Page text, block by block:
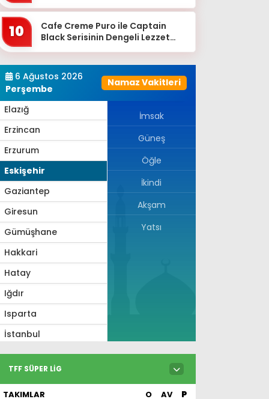
10
Cafe Creme Puro ile Captain
Black Serisinin Dengeli Lezzet
6 Ağustos 2026
Perşembe
Namaz Vakitleri
Çorum
Denizli
Diyarbakır
Düzce
Edirne
Elazığ
Erzincan
Erzurum
Eskişehir
Gaziantep
Giresun
Gümüşhane
Hakkari
Hatay
Iğdır
Isparta
İstanbul
İzmir
Kahramanmaraş
Karabük
İmsak
Güneş
Öğle
İkindi
Akşam
Yatsı
TFF SÜPER LIG
TAKIMLAR O AV P